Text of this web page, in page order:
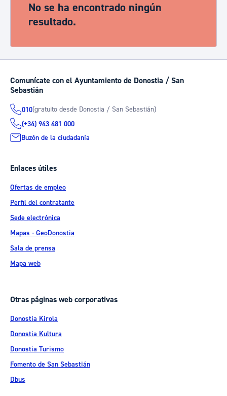
No se ha encontrado ningún
resultado.
Comunícate con el Ayuntamiento de Donostia / San
Sebastián
010(gratuito desde Donostia / San Sebastián)
(+34) 943 481 000
Buzón de la ciudadanía
Enlaces útiles
Ofertas de empleo
Perfil del contratante
Sede electrónica
Mapas - GeoDonostia
Sala de prensa
Mapa web
Otras páginas web corporativas
Donostia Kirola
Donostia Kultura
Donostia Turismo
Fomento de San Sebastián
Dbus